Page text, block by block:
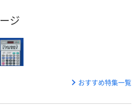
ジ
おすすめ特集一覧